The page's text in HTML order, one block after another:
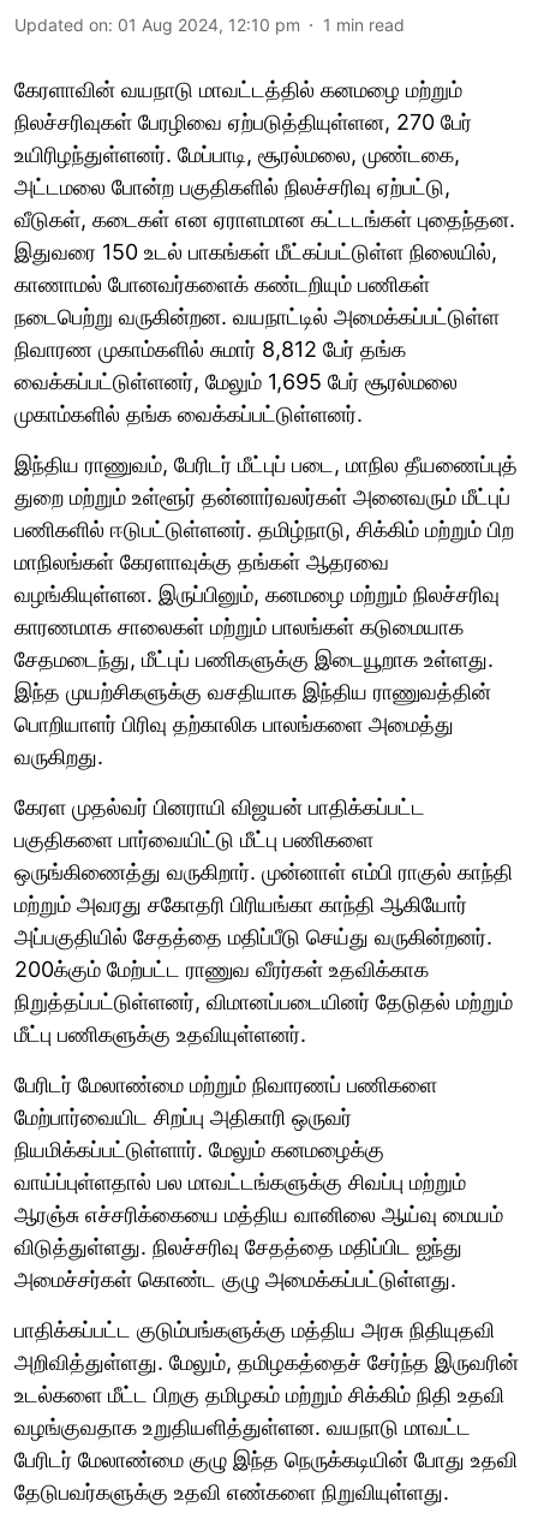
Updated on: 01 Aug 2024, 12:10 pm 1 min read
கேரளாவின் வயநாடு மாவட்டத்தில் கனமழை மற்றும்
நிலச்சரிவுகள் பேரழிவை ஏற்படுத்தியுள்ளன, 270 பேர்
உயிரிழந்துள்ளனர். மேப்பாடி, சூரல்மலை, முண்டகை,
அட்டமலை போன்ற பகுதிகளில் நிலச்சரிவு ஏற்பட்டு,
வீடுகள், கடைகள் என ஏராளமான கட்டடங்கள் புதைந்தன.
இதுவரை 150 உடல் பாகங்கள் மீட்கப்பட்டுள்ள நிலையில்,
காணாமல் போனவர்களைக் கண்டறியும் பணிகள்
நடைபெற்று வருகின்றன. வயநாட்டில் அமைக்கப்பட்டுள்ள
நிவாரண முகாம்களில் சுமார் 8,812 பேர் தங்க
வைக்கப்பட்டுள்ளனர், மேலும் 1,695 பேர் சூரல்மலை
முகாம்களில் தங்க வைக்கப்பட்டுள்ளனர்.
இந்திய ராணுவம், பேரிடர் மீட்புப் படை, மாநில தீயணைப்புத்
துறை மற்றும் உள்ளூர் தன்னார்வலர்கள் அனைவரும் மீட்புப்
பணிகளில் ஈடுபட்டுள்ளனர். தமிழ்நாடு, சிக்கிம் மற்றும் பிற
மாநிலங்கள் கேரளாவுக்கு தங்கள் ஆதரவை
வழங்கியுள்ளன. இருப்பினும், கனமழை மற்றும் நிலச்சரிவு
காரணமாக சாலைகள் மற்றும் பாலங்கள் கடுமையாக
சேதமடைந்து, மீட்புப் பணிகளுக்கு இடையூறாக உள்ளது.
இந்த முயற்சிகளுக்கு வசதியாக இந்திய ராணுவத்தின்
பொறியாளர் பிரிவு தற்காலிக பாலங்களை அமைத்து
வருகிறது.
கேரள முதல்வர் பினராயி விஜயன் பாதிக்கப்பட்ட
பகுதிகளை பார்வையிட்டு மீட்பு பணிகளை
ஒருங்கிணைத்து வருகிறார். முன்னாள் எம்பி ராகுல் காந்தி
மற்றும் அவரது சகோதரி பிரியங்கா காந்தி ஆகியோர்
அப்பகுதியில் சேதத்தை மதிப்பீடு செய்து வருகின்றனர்.
200க்கும் மேற்பட்ட ராணுவ வீரர்கள் உதவிக்காக
நிறுத்தப்பட்டுள்ளனர், விமானப்படையினர் தேடுதல் மற்றும்
மீட்பு பணிகளுக்கு உதவியுள்ளனர்.
பேரிடர் மேலாண்மை மற்றும் நிவாரணப் பணிகளை
மேற்பார்வையிட சிறப்பு அதிகாரி ஒருவர்
நியமிக்கப்பட்டுள்ளார். மேலும் கனமழைக்கு
வாய்ப்புள்ளதால் பல மாவட்டங்களுக்கு சிவப்பு மற்றும்
ஆரஞ்சு எச்சரிக்கையை மத்திய வானிலை ஆய்வு மையம்
விடுத்துள்ளது. நிலச்சரிவு சேதத்தை மதிப்பிட ஐந்து
அமைச்சர்கள் கொண்ட குழு அமைக்கப்பட்டுள்ளது.
பாதிக்கப்பட்ட குடும்பங்களுக்கு மத்திய அரசு நிதியுதவி
அறிவித்துள்ளது. மேலும், தமிழகத்தைச் சேர்ந்த இருவரின்
உடல்களை மீட்ட பிறகு தமிழகம் மற்றும் சிக்கிம் நிதி உதவி
வழங்குவதாக உறுதியளித்துள்ளன. வயநாடு மாவட்ட
பேரிடர் மேலாண்மை குழு இந்த நெருக்கடியின் போது உதவி
தேடுபவர்களுக்கு உதவி எண்களை நிறுவியுள்ளது.